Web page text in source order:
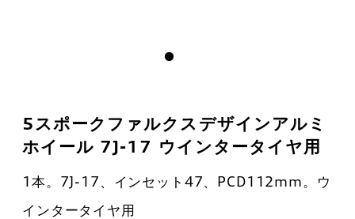
5スポークファルクスデザインアルミ
ホイール 7J-17 ウインタータイヤ用
1本。7J-17、インセット47、PCD112mm。ウ
インタータイヤ用